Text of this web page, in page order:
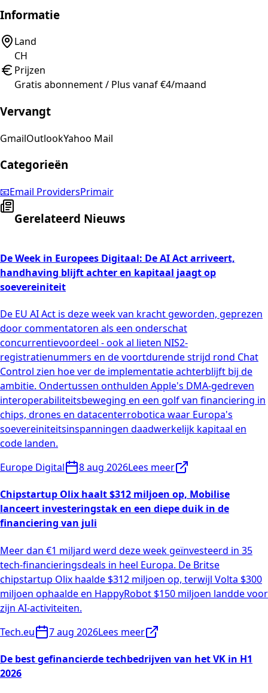
Informatie
Land
CH
Prijzen
Gratis abonnement / Plus vanaf €4/maand
Vervangt
GmailOutlookYahoo Mail
Categorieën
📧Email ProvidersPrimair
Gerelateerd Nieuws
De Week in Europees Digitaal: De AI Act arriveert,
handhaving blijft achter en kapitaal jaagt op
soevereiniteit
De EU AI Act is deze week van kracht geworden, geprezen
door commentatoren als een onderschat
concurrentievoordeel - ook al lieten NIS2-
registratienummers en de voortdurende strijd rond Chat
Control zien hoe ver de implementatie achterblijft bij de
ambitie. Ondertussen onthulden Apple's DMA-gedreven
interoperabiliteitsbeweging en een golf van financiering in
chips, drones en datacenterrobotica waar Europa's
soevereiniteitsinspanningen daadwerkelijk kapitaal en
code landen.
Europe Digital
8 aug 2026Lees meer
Chipstartup Olix haalt $312 miljoen op, Mobilise
lanceert investeringstak en een diepe duik in de
financiering van juli
Meer dan €1 miljard werd deze week geïnvesteerd in 35
tech-financieringsdeals in heel Europa. De Britse
chipstartup Olix haalde $312 miljoen op, terwijl Volta $300
miljoen ophaalde en HappyRobot $150 miljoen landde voor
zijn AI-activiteiten.
Tech.eu
7 aug 2026Lees meer
De best gefinancierde techbedrijven van het VK in H1
2026